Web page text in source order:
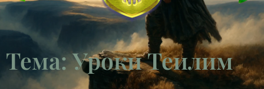
Тема: Уроки Теилим